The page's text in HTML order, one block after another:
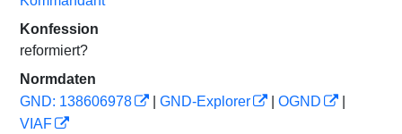
Konfession
reformiert?
Normdaten
GND: 138606978
GND-Explorer OGND
VIAF